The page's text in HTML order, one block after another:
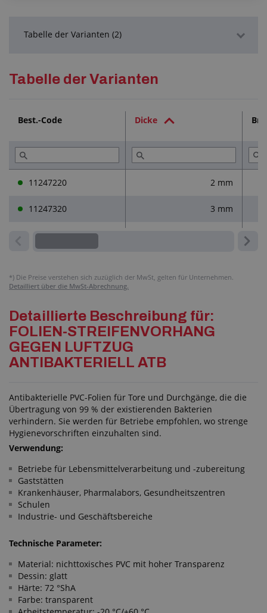
Tabelle der Varianten (2)
Lesen Sie (2)
Tabelle der Varianten
Best.-Code Dicke
11247220 2 mm
11247320 3 mm
*) Die Preise verstehen sich zuzüglich der MwSt, gelten für Unternehmen.
Detailliert über die MwSt-Abrechnung.
Detaillierte Beschreibung für:
FOLIEN-STREIFENVORHANG
GEGEN LUFTZUG
ANTIBAKTERIELL ATB
Antibakterielle PVC-Folien für Tore und Durchgänge, die die
Übertragung von 99 % der existierenden Bakterien
verhindern. Sie werden für Betriebe empfohlen, wo strenge
Hygienevorschriften einzuhalten sind.
Verwendung:
Betriebe für Lebensmittelverarbeitung und -zubereitung
Gaststätten
Krankenhäuser, Pharmalabors, Gesundheitszentren
Schulen
Industrie- und Geschäftsbereiche
Technische Parameter:
Material: nichttoxisches PVC mit hoher Transparenz
Dessin: glatt
Härte: 72 °ShA
Farbe: transparent